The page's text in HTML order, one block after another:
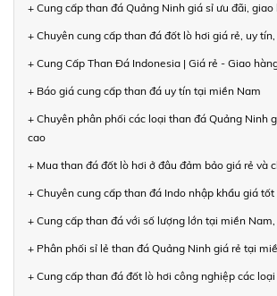
+ Cung cấp than đá Quảng Ninh giá sỉ ưu đãi, giao
+ Chuyên cung cấp than đá đốt lò hơi giá rẻ, uy
+ Cung Cấp Than Đá Indonesia | Giá rẻ - Giao
+ Báo giá cung cấp than đá uy tín tại miền Nam
+ Chuyên phân phối các loại than đá Quảng Ninh
cao
+ Mua than đá đốt lò hơi ở đâu đảm bảo giá rẻ và
+ Chuyên cung cấp than đá Indo nhập khẩu giá
+ Cung cấp than đá với số lượng lớn tại miền
+ Phân phối sỉ lẻ than đá Quảng Ninh giá rẻ tại
+ Cung cấp than đá đốt lò hơi công nghiệp các loại